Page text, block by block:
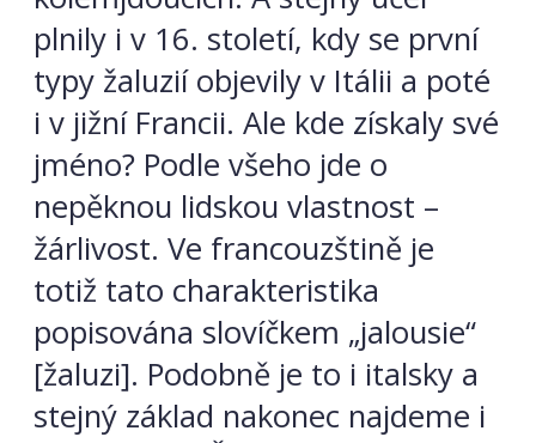
plnily i v 16. století, kdy se první
typy žaluzií objevily v Itálii a poté
i v jižní Francii. Ale kde získaly své
jméno? Podle všeho jde o
nepěknou lidskou vlastnost –
žárlivost. Ve francouzštině je
totiž tato charakteristika
popisována slovíčkem „jalousie“
[žaluzi]. Podobně je to i italsky a
stejný základ nakonec najdeme i